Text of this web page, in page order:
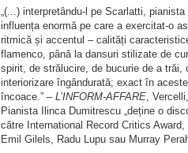
„(...) interpretându-l pe Scarlatti,
influența enormă pe care a exercitat-o
ritmică și accentul – calități
flamenco, până la dansuri stilizate de
spirit, de strălucire, de bucurie de a
interiorizare îngândurată; exact în
încoace.” – L’INFORM-AFFARE,
Pianista Ilinca Dumitrescu „deține o
către International Record Critics
Emil Gilels, Radu Lupu sau Murray